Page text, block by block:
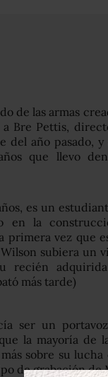
de las armas
a Bre Pettis,
del año pasado,
que llevo
es un
en la
primera vez que
subiera un
recién
más tarde)
ser un
la mayoría de
sobre su
de grabación